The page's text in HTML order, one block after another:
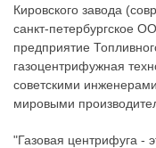
Кировского завода
санкт-петербургское
предприятие
газоцентрифужная
советскими
мировыми
"Газовая центрифуга -